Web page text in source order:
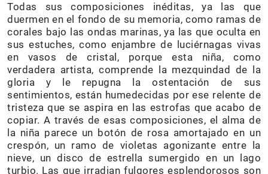
Todas sus composiciones inéditas, ya las que
duermen en el fondo de su memoria, como ramas de
corales bajo las ondas marinas, ya las que oculta en
sus estuches, como enjambre de luciérnagas vivas
en vasos de cristal, porque esta niña, como
verdadera artista, comprende la mezquindad de la
gloria y le repugna la ostentación de sus
sentimientos, están humedecidas por ese relente de
tristeza que se aspira en las estrofas que acabo de
copiar. A través de esas composiciones, el alma de
la niña parece un botón de rosa amortajado en un
crespón, un ramo de violetas agonizante entre la
nieve, un disco de estrella sumergido en un lago
turbio. Las que irradian fulgores esplendorosos son